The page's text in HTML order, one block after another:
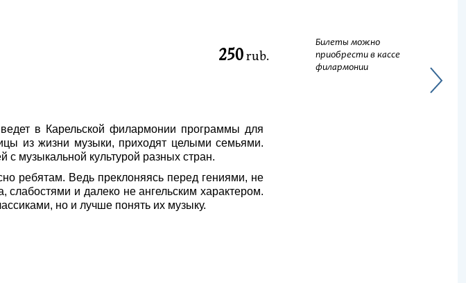
250rub.
Билеты можно
приобрести в кассе
филармонии
в Карельской филармонии программы для
из жизни музыки, приходят целыми семьями.
музыкальной культурой разных стран.
ребятам. Ведь преклоняясь перед гениями, не
и далеко не ангельским характером.
но и лучше понять их музыку.